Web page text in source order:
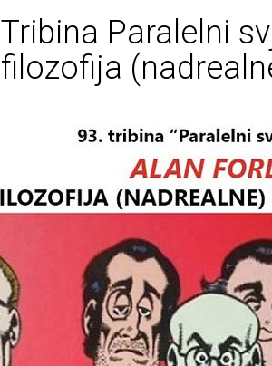
Tribina Paralelni
filozofija